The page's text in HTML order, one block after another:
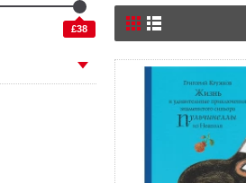
£38